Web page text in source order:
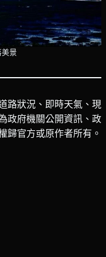
景
路狀況、即時天氣、現
政府機關公開資訊、政
歸官方或原作者所有。